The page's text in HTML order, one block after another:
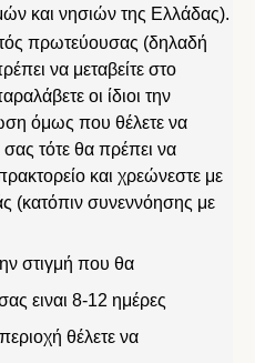
και νησιών της Ελλάδας).
πρωτεύουσας (δηλαδή
να μεταβείτε στο
οι ίδιοι την
όμως που θέλετε να
τότε θα πρέπει να
και χρεώνεστε με
(κατόπιν συνεννόησης με
στιγμή που θα
ειναι 8-12 ημέρες
θέλετε να